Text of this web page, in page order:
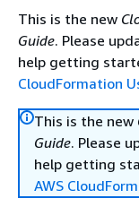
This is the new
Guide. Please
help getting
CloudFormation
This is the new
Guide. Please
help getting
AWS